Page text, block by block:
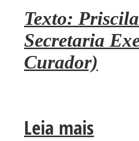
Texto:
Secretaria
Curador)
Leia mais